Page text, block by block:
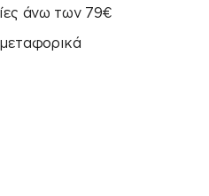
άνω των 79€